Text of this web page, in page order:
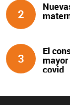
2
3
El
covid